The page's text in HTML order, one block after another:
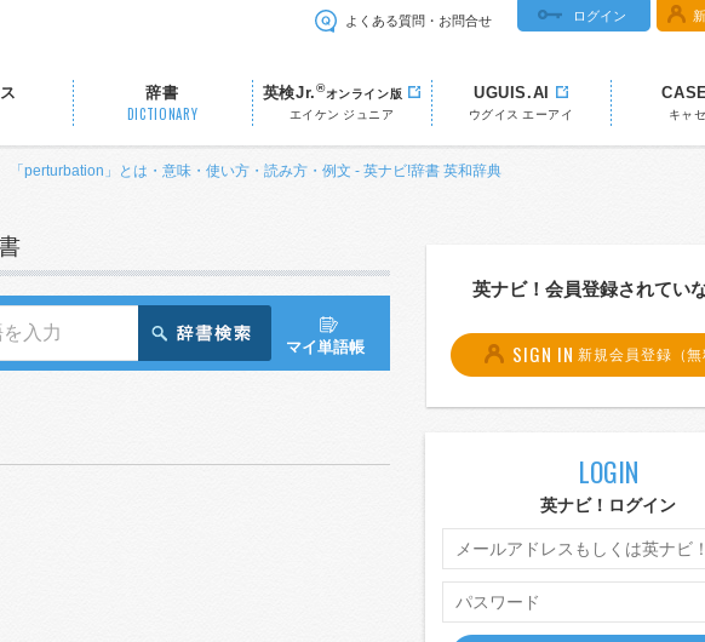
よくある質問・お問合せ ログイン
辞書
DICTIONARY
英検Jr.®オンライン版
エイケン ジュニア
UGUIS.AI
ウグイス エーアイ
キャ
「perturbation」とは・意味・使い方・読み方・例文 - 英ナビ!辞書 英和辞典
マイ単語帳
英ナビ！会員登録されてい
SIGN IN 新規会員登録（無
LOGIN
英ナビ！ログイン